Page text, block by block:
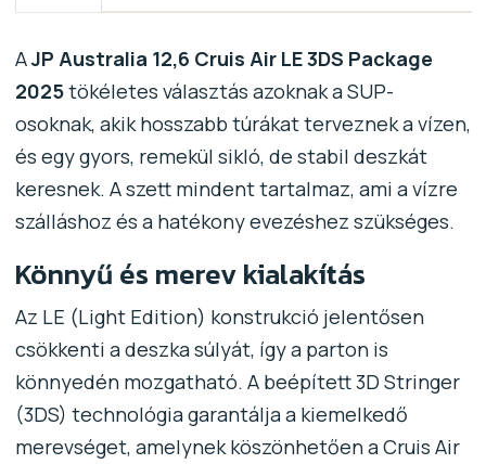
AJP Australia 12,6 Cruis Air LE 3DS Package
2025tökéletes választás azoknak a SUP-
osoknak, akik hosszabb túrákat terveznek a vízen,
és egy gyors, remekül sikló, de stabil deszkát
keresnek. A szett mindent tartalmaz, ami a vízre
szálláshoz és a hatékony evezéshez szükséges.
Könnyű és merev kialakítás
Az LE (Light Edition) konstrukció jelentősen
csökkenti a deszka súlyát, így a parton is
könnyedén mozgatható. A beépített 3D Stringer
(3DS) technológia garantálja a kiemelkedő
merevséget, amelynek köszönhetően a Cruis Air